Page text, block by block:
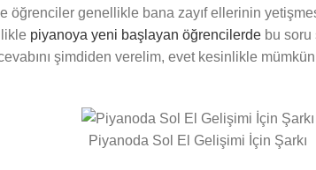
genellikle bana zayıf ellerinin
piyanoya yeni başlayan öğrencilerdebu soru
şimdiden verelim, evet kesinlikle
Piyanoda Sol El Gelişimi İçin Şarkı